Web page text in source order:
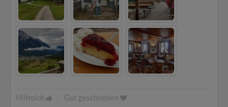
Hilfreich Gut geschrieben